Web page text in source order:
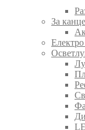
За
Електро